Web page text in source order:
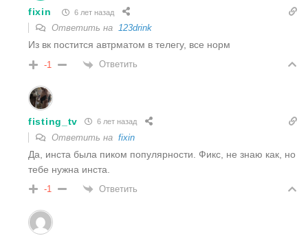
fixin 6 лет назад
Ответить на 123drink
Из вк постится автрматом в телегу, все норм
-1 Ответить
fisting_tv 6 лет назад
Ответить на fixin
Да, инста была пиком популярности. Фикс, не знаю как, но
тебе нужна инста.
-1 Ответить